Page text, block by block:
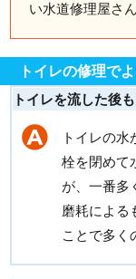
い水道修理屋さ
トイレの修理で
トイレを流した後
トイレの
栓を閉めて
が、一番多
磨耗による
ことで多く